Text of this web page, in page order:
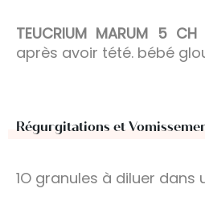
TEUCRIUM MARUM 5 CH
après avoir tété. bébé
Régurgitations et
1O granules à diluer dans